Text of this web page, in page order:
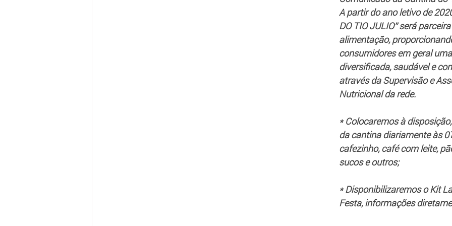
A partir do ano letivo de
DO TIO JULIO” será
alimentação,
consumidores em geral
diversificada, saudável e
através da Supervisão e
Nutricional da rede.
* Colocaremos à
da cantina diariamente às
cafezinho, café com leite,
sucos e outros;
* Disponibilizaremos o Kit
Festa, informações